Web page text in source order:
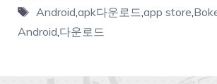
Android apk다운로드 app store
Android 다운로드